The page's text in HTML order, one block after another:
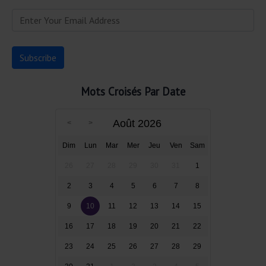
Mots Croisés Par Date
Août 2026
Dim Lun Mar Mer Jeu Ven Sam
1
2 3 4 5 6 7 8
9 10 11 12 13 14 15
16 17 18 19 20 21 22
23 24 25 26 27 28 29